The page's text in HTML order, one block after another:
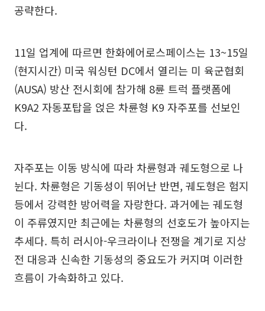
공략한다.
11일 업계에 따르면 한화에어로스페이스는 13~15일
(현지시간) 미국 워싱턴 DC에서 열리는 미 육군협회
(AUSA) 방산 전시회에 참가해 8륜 트럭 플랫폼에
K9A2 자동포탑을 얹은 차륜형 K9 자주포를 선보인
다.
자주포는 이동 방식에 따라 차륜형과 궤도형으로 나
뉜다. 차륜형은 기동성이 뛰어난 반면, 궤도형은 험지
등에서 강력한 방어력을 자랑한다. 과거에는 궤도형
이 주류였지만 최근에는 차륜형의 선호도가 높아지는
추세다. 특히 러시아-우크라이나 전쟁을 계기로 지상
전 대응과 신속한 기동성의 중요도가 커지며 이러한
흐름이 가속화하고 있다.